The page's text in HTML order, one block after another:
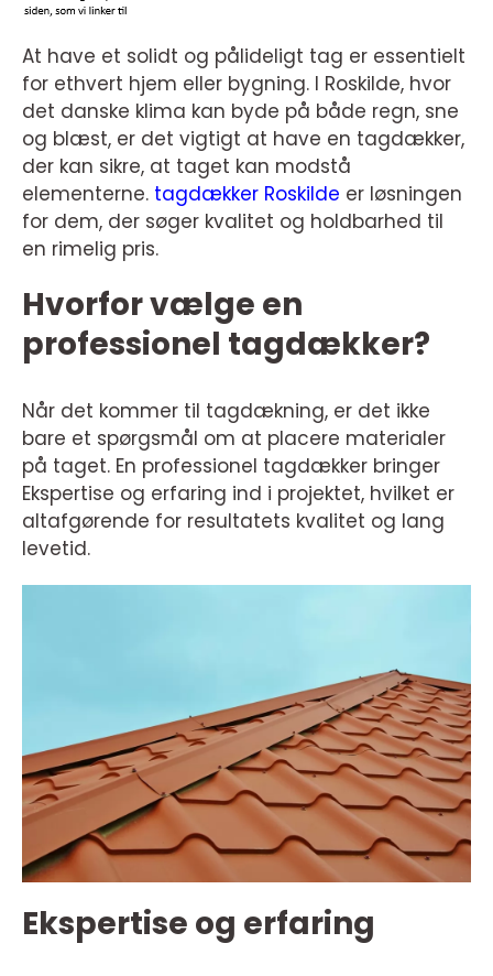
At have et solidt og pålideligt tag er essentielt
for ethvert hjem eller bygning. I Roskilde, hvor
det danske klima kan byde på både regn, sne
og blæst, er det vigtigt at have en tagdækker,
der kan sikre, at taget kan modstå
elementerne. tagdækker Roskilde er løsningen
for dem, der søger kvalitet og holdbarhed til
en rimelig pris.
Hvorfor vælge en
professionel tagdækker?
Når det kommer til tagdækning, er det ikke
bare et spørgsmål om at placere materialer
på taget. En professionel tagdækker bringer
Ekspertise og erfaring ind i projektet, hvilket er
altafgørende for resultatets kvalitet og lang
levetid.
Ekspertise og erfaring